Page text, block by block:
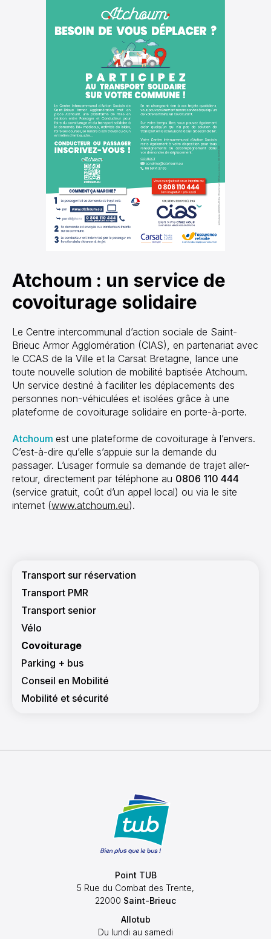
Navigation principale
Transport sur réservation
Transport PMR
Transport senior
Vélo
Covoiturage
Parking + bus
Conseil en Mobilité
Mobilité et sécurité
Atchoum : un service de
covoiturage solidaire
Le Centre intercommunal d’action sociale de Saint-
Brieuc Armor Agglomération (CIAS), en partenariat avec
le CCAS de la Ville et la Carsat Bretagne, lance une
toute nouvelle solution de mobilité baptisée Atchoum.
Un service destiné à faciliter les déplacements des
personnes non-véhiculées et isolées grâce à une
plateforme de covoiturage solidaire en porte-à-porte.
Atchoum est une plateforme de covoiturage à l’envers.
C’est-à-dire qu’elle s’appuie sur la demande du
passager. L’usager formule sa demande de trajet aller-
retour, directement par téléphone au 0806 110 444
(service gratuit, coût d’un appel local) ou via le site
internet (www.atchoum.eu).
Point TUB
5 Rue du Combat des Trente,
22000 Saint-Brieuc
Allotub
Du lundi au samedi